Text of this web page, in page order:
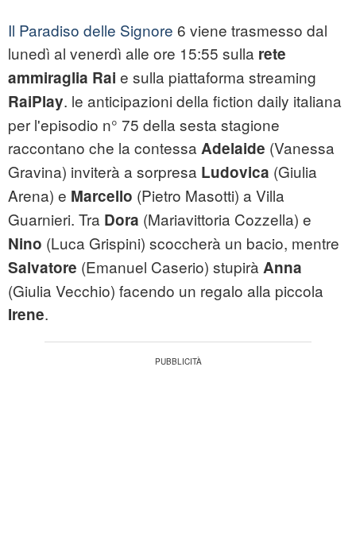
Il Paradiso delle Signore 6 viene trasmesso dal
lunedì al venerdì alle ore 15:55 sulla rete
ammiraglia Rai e sulla piattaforma streaming
RaiPlay. le anticipazioni della fiction daily italiana
per l'episodio n° 75 della sesta stagione
raccontano che la contessa Adelaide (Vanessa
Gravina) inviterà a sorpresa Ludovica (Giulia
Arena) e Marcello (Pietro Masotti) a Villa
Guarnieri. Tra Dora (Mariavittoria Cozzella) e
Nino (Luca Grispini) scoccherà un bacio, mentre
Salvatore (Emanuel Caserio) stupirà Anna
(Giulia Vecchio) facendo un regalo alla piccola
Irene.